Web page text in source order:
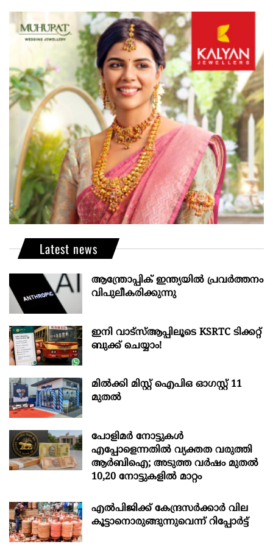
Latest news
ആന്ത്രോപ്പിക് ഇന്ത്യയില്‍ പ്രവര്‍ത്തനം
വിപുലീകരിക്കുന്നു
ഇനി വാട്‌സ്ആപ്പിലൂടെ KSRTC ടിക്കറ്റ്
ബുക്ക് ചെയ്യാം!
മില്‍ക്കി മിസ്റ്റ്‌ ഐപിഒ ഓഗസ്റ്റ്‌ 11
മുതല്‍
പോളിമർ നോട്ടുകൾ
എപ്പോളെന്നതിൽ വ്യക്തത വരുത്തി
ആർബിഐ; അടുത്ത വർഷം മുതൽ
10,20 നോട്ടുകളിൽ മാറ്റം
എല്‍പിജിക്ക് കേന്ദ്രസർക്കാർ വില
കൂട്ടാനൊരുങ്ങുന്നുവെന്ന് റിപ്പോർട്ട്